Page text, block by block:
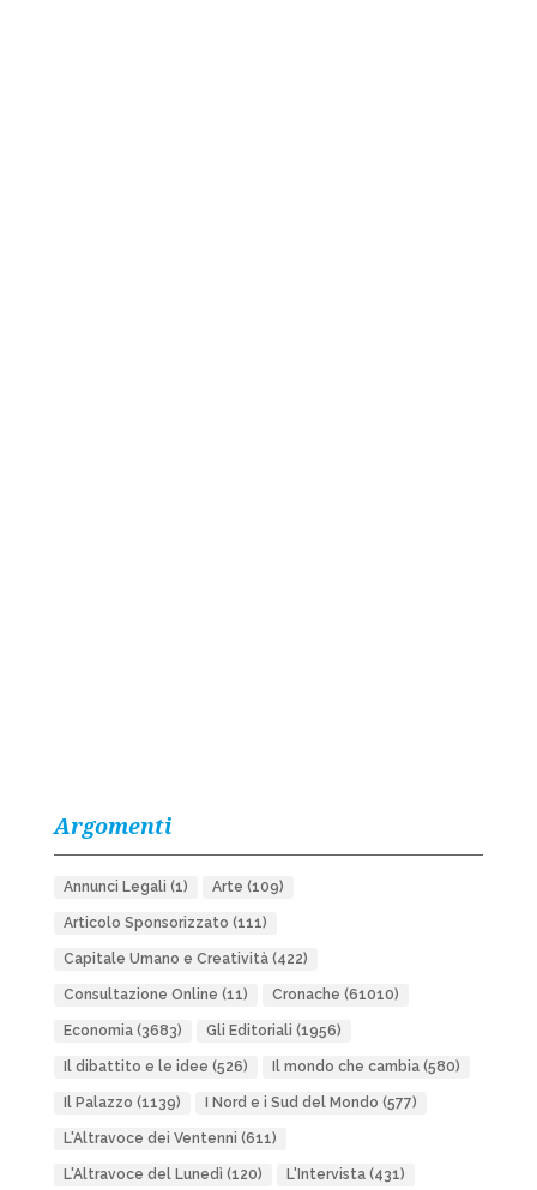
Argomenti
Annunci Legali (1) Arte (109)
Articolo Sponsorizzato (111)
Capitale Umano e Creatività(422)
Consultazione Online (11) Cronache (61010)
Economia(3683) Gli Editoriali (1956)
Il dibattito e le idee (526) Il mondo che cambia(580)
Il Palazzo (1139) I Nord e i Sud del Mondo (577)
L'Altravoce dei Ventenni (611)
L'Altravoce del Lunedì (120) L'Intervista(431)